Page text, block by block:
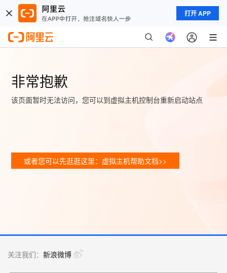
打开 APP
非常抱歉
该页面暂时无法访问，您可以到虚拟主机控制台重新启动站点
或者您可以先逛逛这里：虚拟主机帮助文档>>